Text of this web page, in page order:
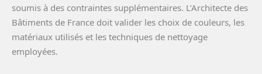
soumis à des contraintes supplémentaires. L’Architecte des
Bâtiments de France doit valider les choix de couleurs, les
matériaux utilisés et les techniques de nettoyage
employées.